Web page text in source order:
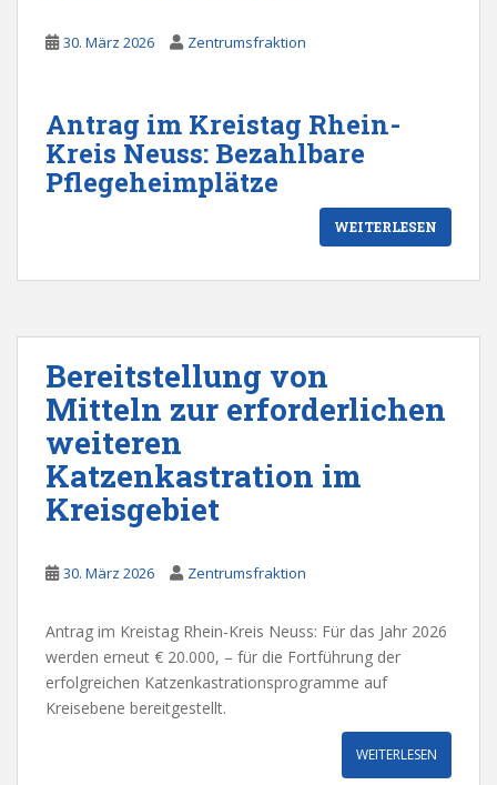
30. März 2026 Zentrumsfraktion
Antrag im Kreistag Rhein-
Kreis Neuss: Bezahlbare
Pflegeheimplätze
WEITERLESEN
Bereitstellung von
Mitteln zur erforderlichen
weiteren
Katzenkastration im
Kreisgebiet
30. März 2026 Zentrumsfraktion
Antrag im Kreistag Rhein-Kreis Neuss: Für das Jahr 2026
werden erneut € 20.000, – für die Fortführung der
erfolgreichen Katzenkastrationsprogramme auf
Kreisebene bereitgestellt.
WEITERLESEN